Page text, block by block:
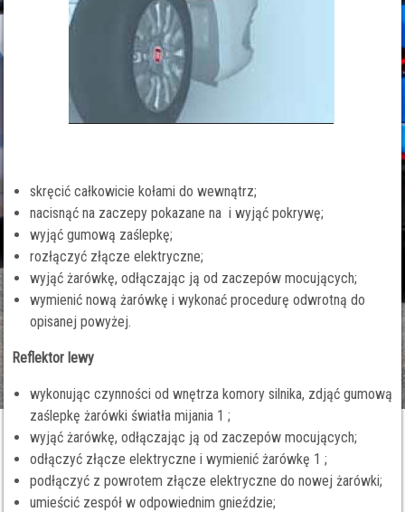
skręcić całkowicie kołami do wewnątrz;
nacisnąć na zaczepy pokazane na i wyjąć pokrywę;
wyjąć gumową zaślepkę;
rozłączyć złącze elektryczne;
wyjąć żarówkę, odłączając ją od zaczepów mocujących;
wymienić nową żarówkę i wykonać procedurę odwrotną do
opisanej powyżej.
Reflektor lewy
wykonując czynności od wnętrza komory silnika, zdjąć gumową
zaślepkę żarówki światła mijania 1 ;
wyjąć żarówkę, odłączając ją od zaczepów mocujących;
odłączyć złącze elektryczne i wymienić żarówkę 1 ;
podłączyć z powrotem złącze elektryczne do nowej żarówki;
umieścić zespół w odpowiednim gnieździe;